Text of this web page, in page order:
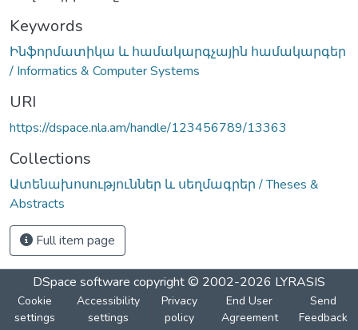
Keywords
Ինֆորմատիկա և համակարգչային համակարգեր
/ Informatics & Computer Systems
URI
https://dspace.nla.am/handle/123456789/13363
Collections
Ատենախոսություններ և սեղմագրեր / Theses &
Abstracts
Full item page
DSpace software copyright © 2002-2026 LYRASIS
Cookie
settings
Accessibility
settings
Privacy
policy
End User
Agreement
Send
Feedback